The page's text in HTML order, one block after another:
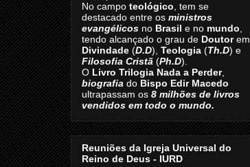
No campo teológico, tem se
destacado entre os ministros
evangélicos no Brasil e no mundo,
tendo alcançado o grau de Doutorem
Divindade (D.D), Teologia (Th.D) e
Filosofia Cristã (Ph.D).
O Livro Trilogia Nada a Perder,
biografia do Bispo Edir Macedo
ultrapassam os 8 milhões de livros
vendidos em todo o mundo.
Reuniões da Igreja Universal do
Reino de Deus - IURD